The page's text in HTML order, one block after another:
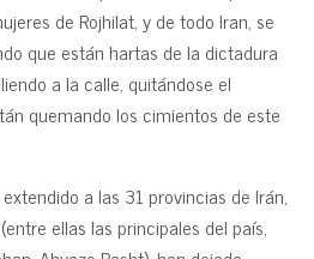
de Rojhilat, y de todo Iran, se
que están hartas de la dictadura
a la calle, quitándose el
quemando los cimientos de este
a las 31 provincias de Irán,
ellas las principales del país,